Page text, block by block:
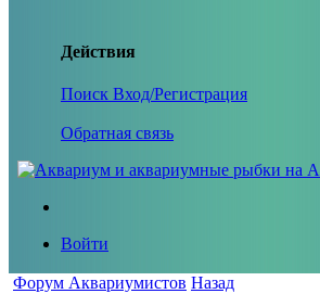
Действия
Поиск Вход/Регистрация
Обратная связь
Войти
Форум Аквариумистов Назад